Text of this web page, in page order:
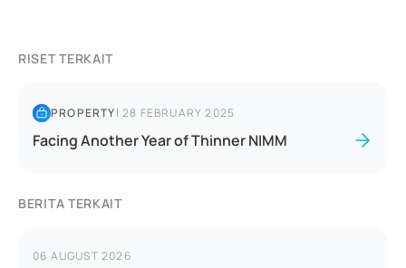
RISET TERKAIT
PROPERTY|28 FEBRUARY 2025
Facing Another Year of Thinner NIMM
BERITA TERKAIT
06 AUGUST 2026